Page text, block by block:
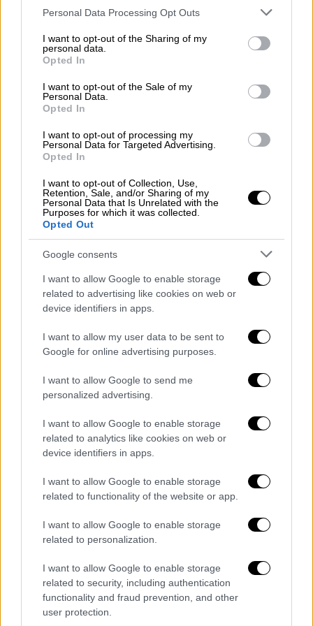
Please note that this website/app uses one or more Google
not limited to your visit or usage behaviour. You may click to
grant or deny consent to Google and its third-party tags to
use your data for below specified purposes in below Google
consent section.
Personal Data Processing Opt Outs
I want to opt-out of the Sharing of my
personal data.
Opted In
I want to opt-out of the Sale of my
Personal Data.
Opted In
I want to opt-out of processing my
Personal Data for Targeted Advertising.
Opted In
I want to opt-out of Collection, Use,
Retention, Sale, and/or Sharing of my
Personal Data that Is Unrelated with the
Purposes for which it was collected.
Opted Out
Google consents
I want to allow Google to enable storage
related to advertising like cookies on web or
device identifiers in apps.
I want to allow my user data to be sent to
Google for online advertising purposes.
I want to allow Google to send me
personalized advertising.
I want to allow Google to enable storage
related to analytics like cookies on web or
device identifiers in apps.
I want to allow Google to enable storage
related to functionality of the website or app.
I want to allow Google to enable storage
related to personalization.
I want to allow Google to enable storage
related to security, including authentication
functionality and fraud prevention, and other
user protection.
Είναι γνωστό ότι τα νεφοσυστήματα
συγκρούσεων ανάμεσα σε κρυστάλλους
πάγου που ανυψώνονται από ισχυρά ανοδικά
ρεύματα και σε σωματίδια χαλαζιού
αποκτά θετικό φορτίο και το χαλάζι
αρνητικό.
Ωστόσο, αυτό που παρέμενε αινιγματικό για
τους επιστήμονες ήταν τοπώς ένα
ηφαιστειακό νέφος, το οποίο είναι ξηρό και
αποτελείται από τέφρα και θραύσματα
πετρωμάτων, μπορεί να αποκτά ηλεκτρικό
φορτίο, καθώς τα σωματίδια του ίδιου
υλικούδεν θα έπρεπε θεωρητικά να
συγκρούσεις.
Τα μόρια πλούσια σε άνθρακα λύνουν
το αίνιγμα
Νέα έρευνα που δημοσιεύτηκε στο
περιοδικό Nature από το Ινστιτούτο
Επιστήμης και Τεχνολογίας της Αυστρίας,
το μυστικό κρύβεται σε ένα
λεπτό στρώμα μορίων πλούσιων σε άνθρακα
καθαρά σωματίδια πυριτίου δεν τείνουν να
φορτίζονται, όμωςόταν υπάρχει επίστρωση
άνθρακα, κατά τις συγκρούσεις παρατηρείται
μεταφορά φορτίου. Το φαινόμενο μπορεί να
προκληθεί ακόμη και με απλή θέρμανση του
πυριτίου, καθώς στην ατμόσφαιρα υπάρχουν